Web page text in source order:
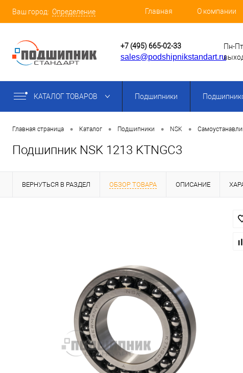
Ваш город: Определение Главная О компании
+7 (495) 665-02-33
sales@podshipnikstandart.ru
Пн-
КАТАЛОГ ТОВАРОВ Подшипники
Главная страница • Каталог • Подшипники • NSK •
Подшипник NSK 1213 KTNGC3
ВЕРНУТЬСЯ В РАЗДЕЛ ОБЗОР ТОВАРА ОПИСАНИЕ